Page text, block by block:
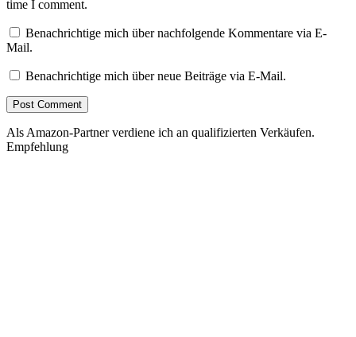
time I comment.
Benachrichtige mich über nachfolgende Kommentare via E-
Mail.
Benachrichtige mich über neue Beiträge via E-Mail.
Als Amazon-Partner verdiene ich an qualifizierten Verkäufen.
Empfehlung